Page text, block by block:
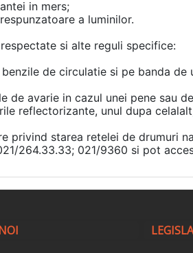
in mers;
a luminilor.
si alte reguli specifice:
de circulatie si pe banda de
in cazul unei pene sau
reflectorizante, unul dupa
privind starea retelei de drumuri
264.33.33; 021/9360 si pot